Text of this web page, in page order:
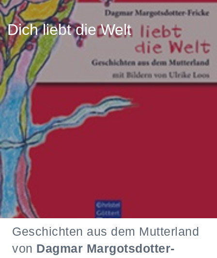
Dich liebt die Welt
Geschichten aus dem Mutterland
von Dagmar Margotsdotter-